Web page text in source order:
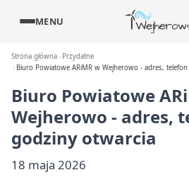
MENU
Strona główna
Przydatne
Biuro Powiatowe ARiMR w Wejherowo - adres,
Biuro Powiatowe
Wejherowo - adres,
godziny otwarcia
18 maja 2026